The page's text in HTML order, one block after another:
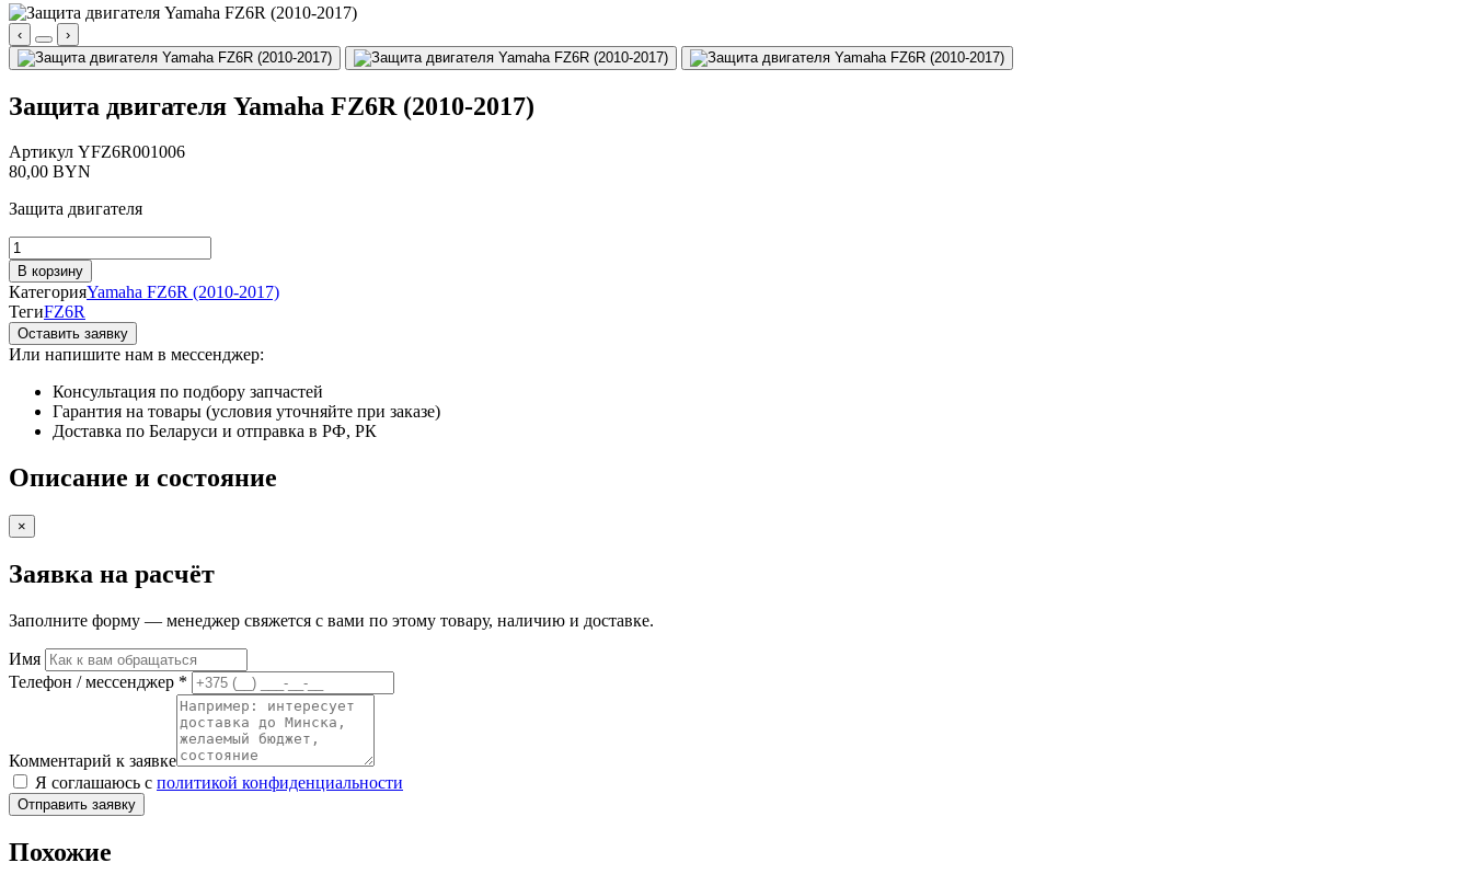
‹ ›
Защита двигателя Yamaha FZ6R (2010-2017)
Артикул YFZ6R001006
80,00 BYN
Защита двигателя
Количество
товара
Защита
двигателя
Yamaha
FZ6R
(2010-
В корзину
КатегорияYamaha FZ6R (2010-2017)
ТегиFZ6R
Оставить заявку
Или напишите нам в мессенджер:
Консультация по подбору запчастей
Гарантия на товары (условия уточняйте при заказе)
Доставка по Беларуси и отправка в РФ, РК
Описание и состояние
×
Заявка на расчёт
Заполните форму — менеджер свяжется с вами по этому товару, наличию и доставке.
Имя
Телефон / мессенджер *
Комментарий к заявке
Я соглашаюсь с политикой конфиденциальности
Отправить заявку
Похожие